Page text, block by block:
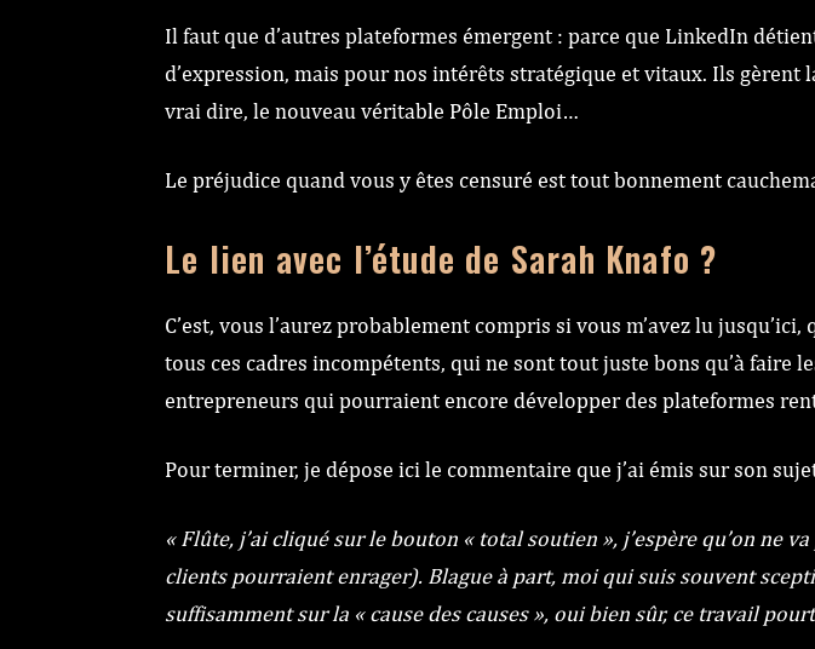
Il faut que d’autres plateformes émergent : parce que LinkedIn
d’expression, mais pour nos intérêts stratégique et vitaux. Ils
vrai dire, le nouveau véritable Pôle Emploi…
Le préjudice quand vous y êtes censuré est tout bonnement
Le lien avec l’étude de Sarah Knafo ?
C’est, vous l’aurez probablement compris si vous m’avez lu
tous ces cadres incompétents, qui ne sont tout juste bons qu’à faire
entrepreneurs qui pourraient encore développer des plateformes
Pour terminer, je dépose ici le commentaire que j’ai émis sur son
« Flûte, j’ai cliqué sur le bouton « total soutien », j’espère qu’on
clients pourraient enrager). Blague à part, moi qui suis souvent
suffisamment sur la « cause des causes », oui bien sûr, ce travail